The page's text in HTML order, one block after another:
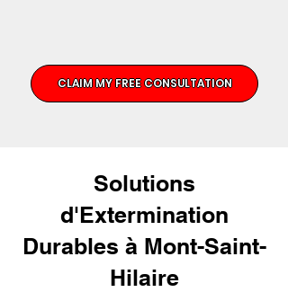
CLAIM MY FREE CONSULTATION
Solutions
d'Extermination
Durables à Mont-Saint-
Hilaire